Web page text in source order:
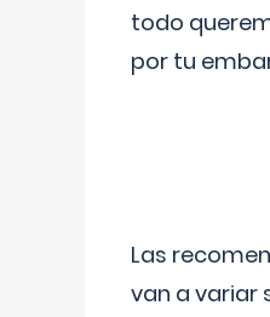
todo
por tu
Las
van a variar